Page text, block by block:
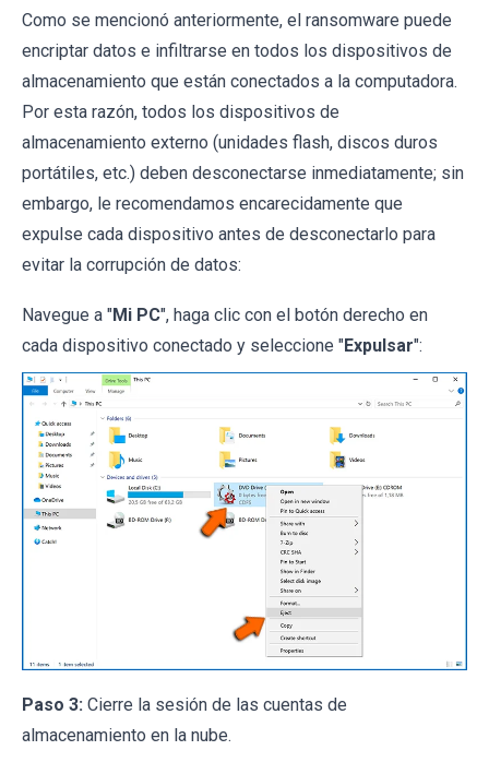
Como se mencionó anteriormente, el ransomware puede
encriptar datos e infiltrarse en todos los dispositivos de
almacenamiento que están conectados a la computadora.
Por esta razón, todos los dispositivos de
almacenamiento externo (unidades flash, discos duros
portátiles, etc.) deben desconectarse inmediatamente; sin
embargo, le recomendamos encarecidamente que
expulse cada dispositivo antes de desconectarlo para
evitar la corrupción de datos:
Navegue a "Mi PC", haga clic con el botón derecho en
cada dispositivo conectado y seleccione "Expulsar":
Paso 3: Cierre la sesión de las cuentas de
almacenamiento en la nube.